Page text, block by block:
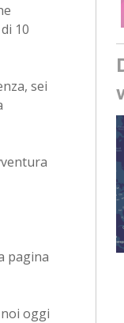
10
sei
pagina
oggi